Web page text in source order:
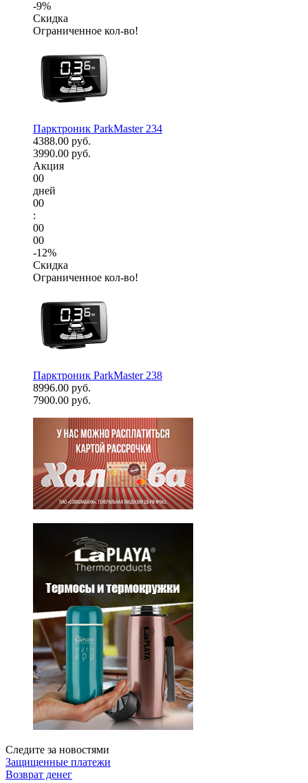
-9%
Скидка
Ограниченное кол-во!
Парктроник ParkMaster 234
4388.00 руб.
3990.00 руб.
Акция
00
дней
00
:
00
00
-12%
Скидка
Ограниченное кол-во!
Парктроник ParkMaster 238
8996.00 руб.
7900.00 руб.
Следите за новостями
Защищенные платежи
Возврат денег